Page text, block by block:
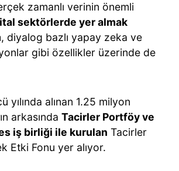
zamanlı verinin önemli
sektörlerde yer almak
diyalog bazlı yapay zeka ve
gibi özellikler üzerinde de
yılında alınan 1.25 milyon
arkasında Tacirler Portföy ve
iş birliği ile kurulan Tacirler
Etki Fonu yer alıyor.